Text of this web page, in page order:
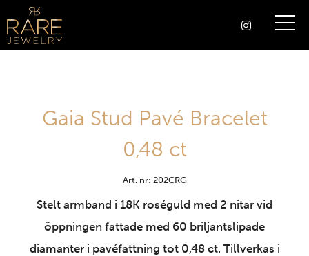
Gaia Stud Pavé Bracelet
0,48 ct
Art. nr: 202CRG
Stelt armband i 18K roséguld med 2 nitar vid
öppningen fattade med 60 briljantslipade
diamanter i pavéfattning tot 0,48 ct. Tillverkas i